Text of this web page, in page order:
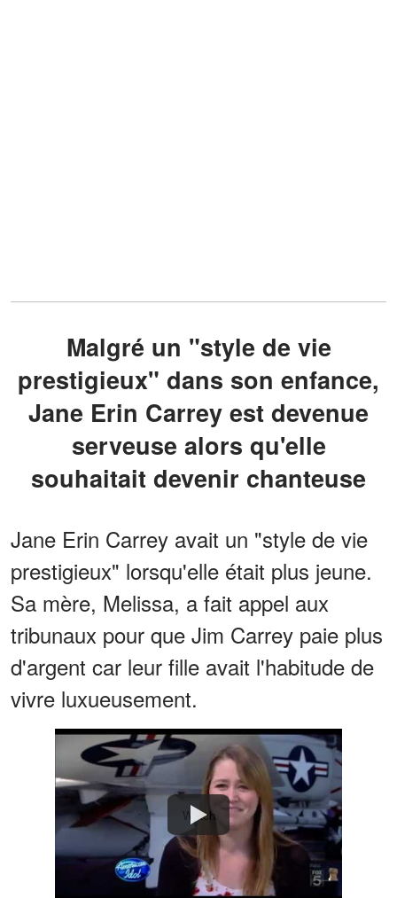
Malgré un "style de vie
prestigieux" dans son enfance,
Jane Erin Carrey est devenue
serveuse alors qu'elle
souhaitait devenir chanteuse
Jane Erin Carrey avait un "style de vie
prestigieux" lorsqu'elle était plus jeune.
Sa mère, Melissa, a fait appel aux
tribunaux pour que Jim Carrey paie plus
d'argent car leur fille avait l'habitude de
vivre luxueusement.
Watch